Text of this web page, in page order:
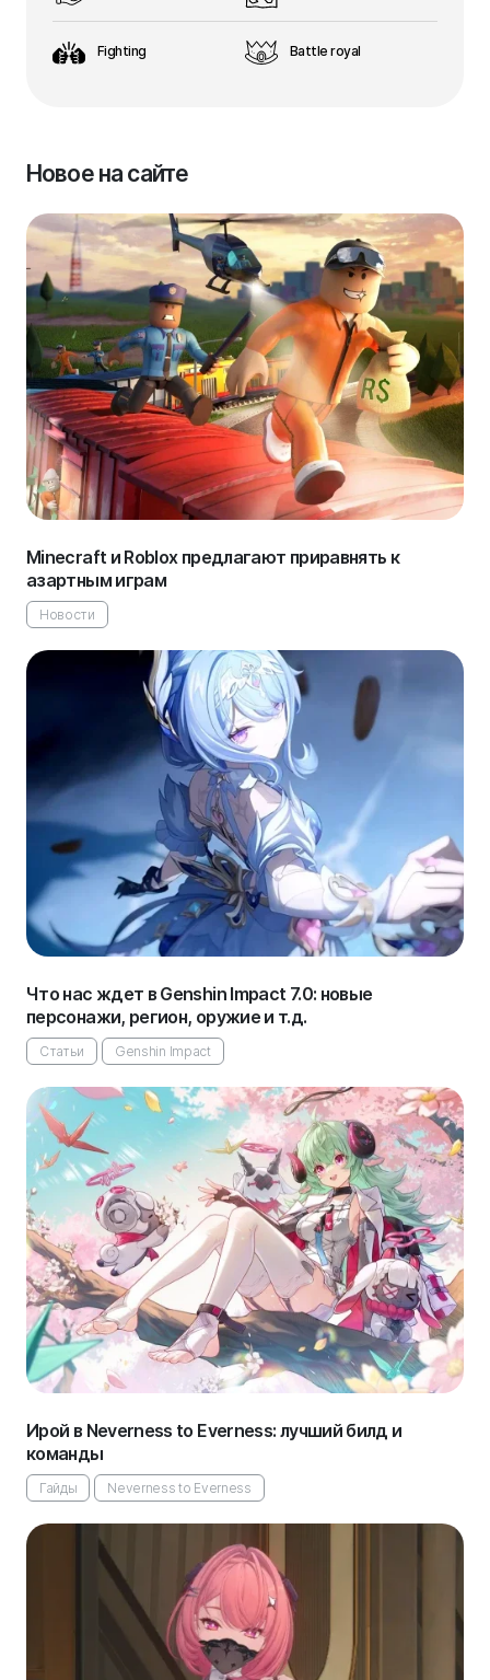
Fighting Battle royal
Новое на сайте
Minecraft и Roblox предлагают приравнять к
азартным играм
Новости
Что нас ждет в Genshin Impact 7.0: новые
персонажи, регион, оружие и т.д.
Статьи Genshin Impact
Ирой в Neverness to Everness: лучший билд и
команды
Гайды Neverness to Everness